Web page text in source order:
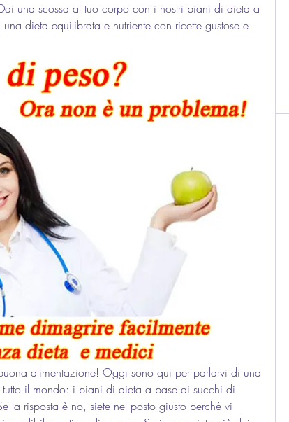
una scossa al tuo corpo con i nostri piani di dieta a
dieta equilibrata e nutriente con ricette gustose e
alimentazione! Oggi sono qui per parlarvi di una
il mondo: i piani di dieta a base di succhi di
la risposta è no, siete nel posto giusto perché vi